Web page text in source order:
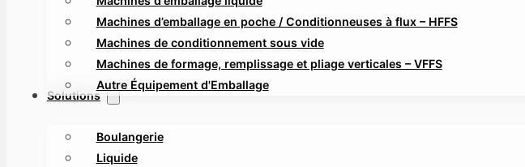
Machines d’emballage en poche / Conditionneuses à flux – HFFS
Machines de conditionnement sous vide
Machines de formage, remplissage et pliage verticales – VFFS
Autre Équipement d'Emballage
Solutions
Boulangerie
Liquide